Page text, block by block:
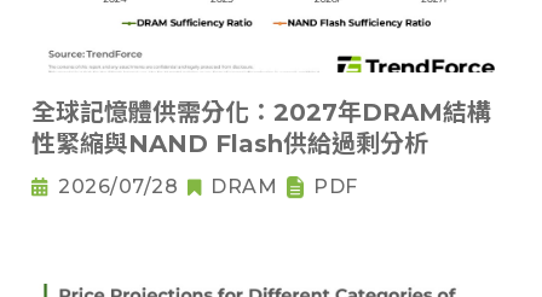
全球記憶體供需分化：2027年DRAM結構
性緊縮與NAND Flash供給過剩分析
2026/07/28 DRAM PDF